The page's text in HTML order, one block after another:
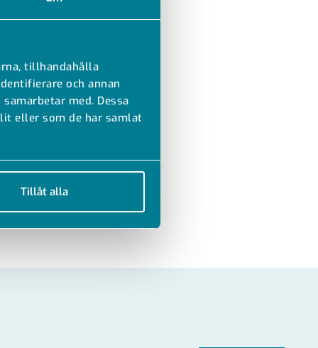
tillhandahålla
och annan
med. Dessa
eller som de har samlat
Tillåt alla